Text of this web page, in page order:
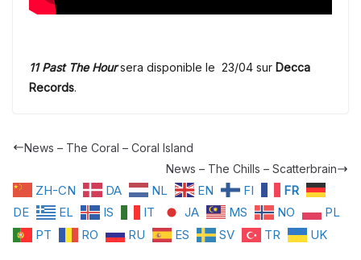
11 Past The Hoursera disponible le 23/04 sur Decca
Records.
News – The Coral – Coral Island
News – The Chills – Scatterbrain
ZH-CN DA NL EN FI
FR
DE
EL IS IT JA MS NO
PL
PT
RO RU ES SV TR UK